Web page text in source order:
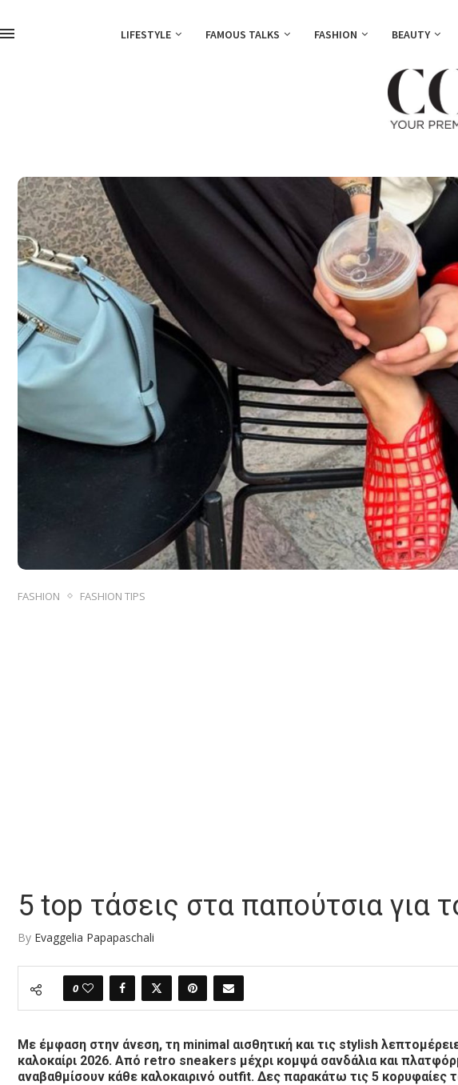
LIFESTYLE FAMOUS TALKS FASHION BEAUTY
FASHION FASHION TIPS
5 top τάσεις στα παπούτσια για
By Evaggelia Papapaschali
0
Με έμφαση στην άνεση, τη minimal αισθητική και τις stylish
καλοκαίρι 2026. Από retro sneakers μέχρι κομψά σανδάλια και
αναβαθμίσουν κάθε καλοκαιρινό outfit. Δες παρακάτω τις 5 κορυφαίες